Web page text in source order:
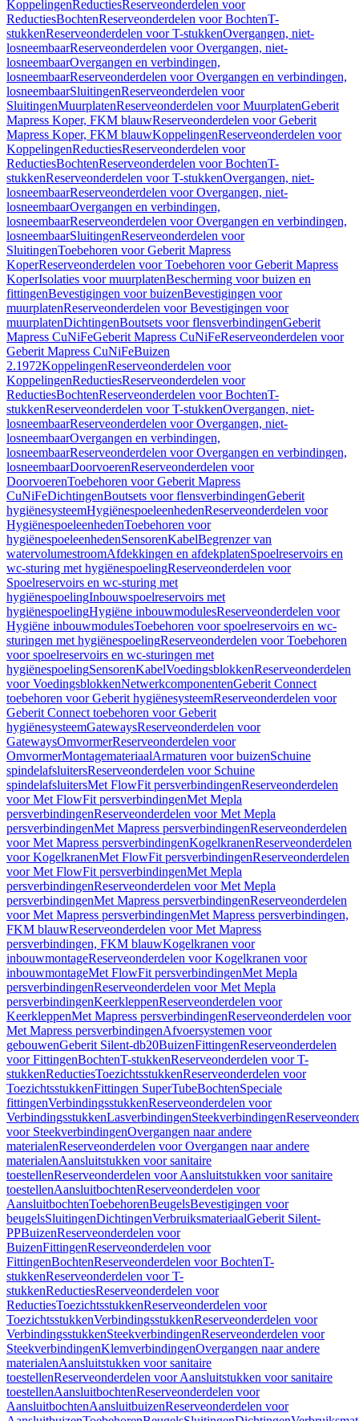
KoppelingenReductiesReserveonderdelen voor
ReductiesBochtenReserveonderdelen voor BochtenT-
stukkenReserveonderdelen voor T-stukkenOvergangen, niet-
losneembaarReserveonderdelen voor Overgangen, niet-
losneembaarOvergangen en verbindingen,
losneembaarReserveonderdelen voor Overgangen en verbindingen,
losneembaarSluitingenReserveonderdelen voor
SluitingenMuurplatenReserveonderdelen voor MuurplatenGeberit
Mapress Koper, FKM blauwReserveonderdelen voor Geberit
Mapress Koper, FKM blauwKoppelingenReserveonderdelen voor
KoppelingenReductiesReserveonderdelen voor
ReductiesBochtenReserveonderdelen voor BochtenT-
stukkenReserveonderdelen voor T-stukkenOvergangen, niet-
losneembaarReserveonderdelen voor Overgangen, niet-
losneembaarOvergangen en verbindingen,
losneembaarReserveonderdelen voor Overgangen en verbindingen,
losneembaarSluitingenReserveonderdelen voor
SluitingenToebehoren voor Geberit Mapress
KoperReserveonderdelen voor Toebehoren voor Geberit Mapress
KoperIsolaties voor muurplatenBescherming voor buizen en
fittingenBevestigingen voor buizenBevestigingen voor
muurplatenReserveonderdelen voor Bevestigingen voor
muurplatenDichtingenBoutsets voor flensverbindingenGeberit
Mapress CuNiFeGeberit Mapress CuNiFeReserveonderdelen voor
Geberit Mapress CuNiFeBuizen
2.1972KoppelingenReserveonderdelen voor
KoppelingenReductiesReserveonderdelen voor
ReductiesBochtenReserveonderdelen voor BochtenT-
stukkenReserveonderdelen voor T-stukkenOvergangen, niet-
losneembaarReserveonderdelen voor Overgangen, niet-
losneembaarOvergangen en verbindingen,
losneembaarReserveonderdelen voor Overgangen en verbindingen,
losneembaarDoorvoerenReserveonderdelen voor
DoorvoerenToebehoren voor Geberit Mapress
CuNiFeDichtingenBoutsets voor flensverbindingenGeberit
hygiënesysteemHygiënespoeleenhedenReserveonderdelen voor
HygiënespoeleenhedenToebehoren voor
hygiënespoeleenhedenSensorenKabelBegrenzer van
watervolumestroomAfdekkingen en afdekplatenSpoelreservoirs en
wc-sturing met hygiënespoelingReserveonderdelen voor
Spoelreservoirs en wc-sturing met
hygiënespoelingInbouwspoelreservoirs met
hygiënespoelingHygiëne inbouwmodulesReserveonderdelen voor
Hygiëne inbouwmodulesToebehoren voor spoelreservoirs en wc-
sturingen met hygiënespoelingReserveonderdelen voor Toebehoren
voor spoelreservoirs en wc-sturingen met
hygiënespoelingSensorenKabelVoedingsblokkenReserveonderdelen
voor VoedingsblokkenNetwerkcomponentenGeberit Connect
toebehoren voor Geberit hygiënesysteemReserveonderdelen voor
Geberit Connect toebehoren voor Geberit
hygiënesysteemGatewaysReserveonderdelen voor
GatewaysOmvormerReserveonderdelen voor
OmvormerMontagemateriaalArmaturen voor buizenSchuine
spindelafsluitersReserveonderdelen voor Schuine
spindelafsluitersMet FlowFit persverbindingenReserveonderdelen
voor Met FlowFit persverbindingenMet Mepla
persverbindingenReserveonderdelen voor Met Mepla
persverbindingenMet Mapress persverbindingenReserveonderdelen
voor Met Mapress persverbindingenKogelkranenReserveonderdelen
voor KogelkranenMet FlowFit persverbindingenReserveonderdelen
voor Met FlowFit persverbindingenMet Mepla
persverbindingenReserveonderdelen voor Met Mepla
persverbindingenMet Mapress persverbindingenReserveonderdelen
voor Met Mapress persverbindingenMet Mapress persverbindingen,
FKM blauwReserveonderdelen voor Met Mapress
persverbindingen, FKM blauwKogelkranen voor
inbouwmontageReserveonderdelen voor Kogelkranen voor
inbouwmontageMet FlowFit persverbindingenMet Mepla
persverbindingenReserveonderdelen voor Met Mepla
persverbindingenKeerkleppenReserveonderdelen voor
KeerkleppenMet Mapress persverbindingenReserveonderdelen voor
Met Mapress persverbindingenAfvoersystemen voor
gebouwenGeberit Silent-db20BuizenFittingenReserveonderdelen
voor FittingenBochtenT-stukkenReserveonderdelen voor T-
stukkenReductiesToezichtsstukkenReserveonderdelen voor
ToezichtsstukkenFittingen SuperTubeBochtenSpeciale
fittingenVerbindingsstukkenReserveonderdelen voor
VerbindingsstukkenLasverbindingenSteekverbindingen
voor SteekverbindingenOvergangen naar andere
materialenReserveonderdelen voor Overgangen naar andere
materialenAansluitstukken voor sanitaire
toestellenReserveonderdelen voor Aansluitstukken voor sanitaire
toestellenAansluitbochtenReserveonderdelen voor
AansluitbochtenToebehorenBeugelsBevestigingen voor
beugelsSluitingenDichtingenVerbruiksmateriaalGeberit Silent-
PPBuizenReserveonderdelen voor
BuizenFittingenReserveonderdelen voor
FittingenBochtenReserveonderdelen voor BochtenT-
stukkenReserveonderdelen voor T-
stukkenReductiesReserveonderdelen voor
ReductiesToezichtsstukkenReserveonderdelen voor
ToezichtsstukkenVerbindingsstukkenReserveonderdelen voor
VerbindingsstukkenSteekverbindingenReserveonderdelen voor
SteekverbindingenKlemverbindingenOvergangen naar andere
materialenAansluitstukken voor sanitaire
toestellenReserveonderdelen voor Aansluitstukken voor sanitaire
toestellenAansluitbochtenReserveonderdelen voor
AansluitbochtenAansluitbuizenReserveonderdelen voor